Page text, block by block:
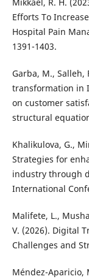
Efforts To
Hospital Pain
1391-1403.
Garba, M., Salleh,
transformation in
on customer
structural
Khalikulova, G.,
Strategies for
industry through
International
Malifete, L.,
V. (2026). Digital
Challenges and
Méndez-Aparicio,